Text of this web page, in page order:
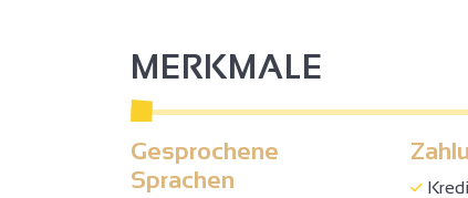
MERKMALE
Gesprochene
Sprachen